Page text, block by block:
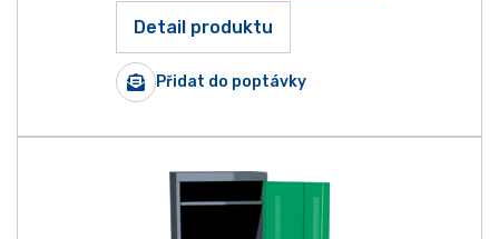
Detail produktu
Přidat do poptávky